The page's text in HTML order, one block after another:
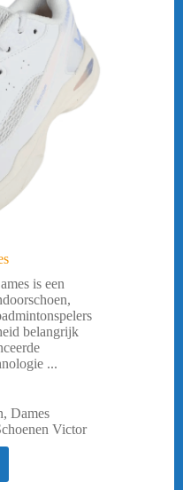
is een
belangrijk
...
, Dames
Victor